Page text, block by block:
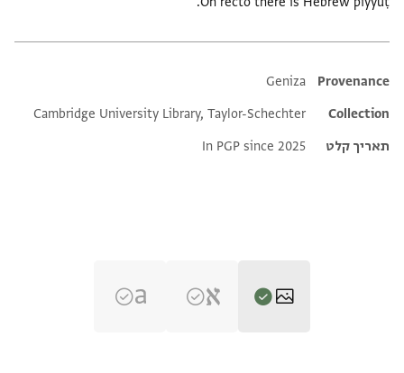
Additional metadata
Provenance
Geniza
Collection
Cambridge University Library, Taylor-Schechter
תאריך קלט
In PGP since 2025